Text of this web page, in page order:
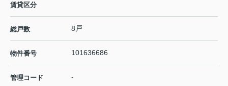
賃貸区分
総戸数 8戸
物件番号 101636686
管理コード -